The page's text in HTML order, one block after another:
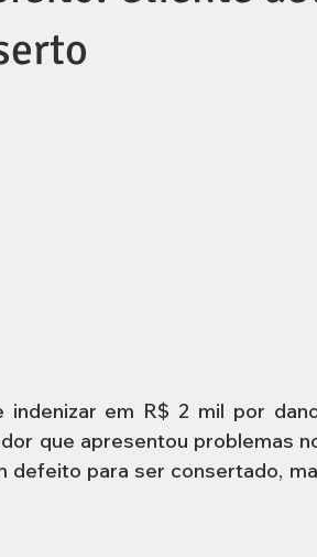
em R$ 2 mil por
que apresentou problemas
defeito para ser consertado,